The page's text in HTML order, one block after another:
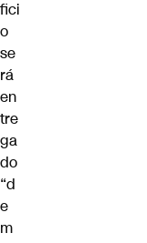
fici
o
se
rá
en
tre
ga
do
“d
e
m